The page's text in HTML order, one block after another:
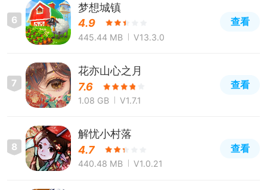
6
梦想城镇
4.9
445.44 MB V13.3.0
查看
7
花亦山心之月
7.6
1.08 GB V1.7.1
查看
8
解忧小村落
4.7
440.48 MB V1.0.21
查看